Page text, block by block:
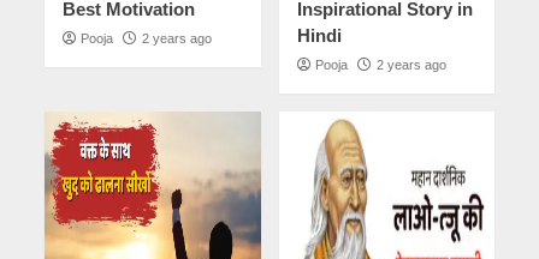
Best Motivation
Pooja 2 years ago
Inspirational Story in
Hindi
Pooja 2 years ago